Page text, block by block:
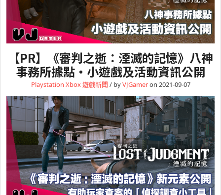
【PR】《審判之逝：湮滅的記憶》八神
事務所據點・小遊戲及活動資訊公開
Playstation Xbox遊戲新聞 / byVJGameron 2021-09-07